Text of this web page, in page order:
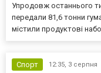
Упродовж останнього
передали 81,6 тонни
містили продуктові
Спорт 12:35, 3 серпня